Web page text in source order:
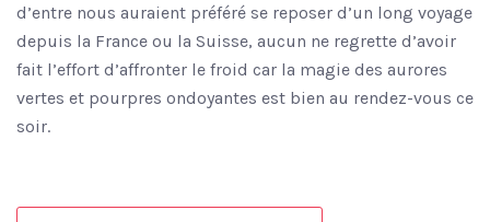
d’entre nous auraient préféré se reposer d’un long voyage
depuis la France ou la Suisse, aucun ne regrette d’avoir
fait l’effort d’affronter le froid car la magie des aurores
vertes et pourpres ondoyantes est bien au rendez-vous ce
soir.